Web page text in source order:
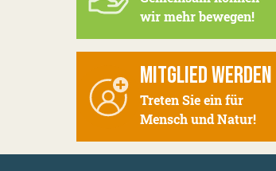
wir mehr bewegen!
MITGLIED WERDEN
Treten Sie ein für
Mensch und Natur!